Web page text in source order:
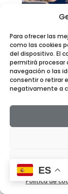
Para ofrecer las
como las cookies
del dispositivo. El
permitirá
navegación o las
consentir o retirar
negativamente a
Política de
ES